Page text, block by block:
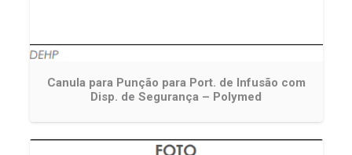
Canula para Punção para Port. de Infusão com
Disp. de Segurança – Polymed